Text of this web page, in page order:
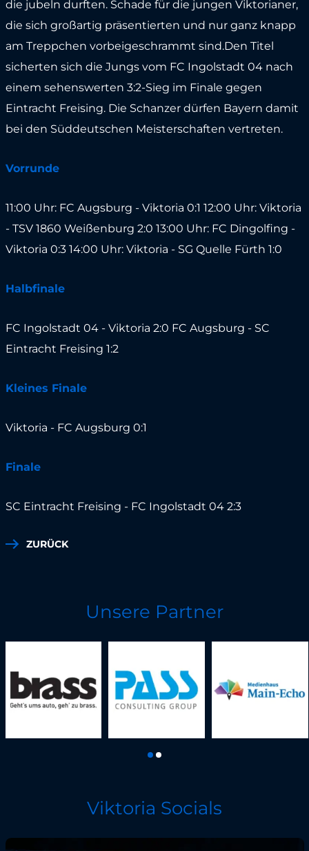
die jubeln durften. Schade für die jungen Viktorianer,
die sich großartig präsentierten und nur ganz knapp
am Treppchen vorbeigeschrammt sind.Den Titel
sicherten sich die Jungs vom FC Ingolstadt 04 nach
einem sehenswerten 3:2-Sieg im Finale gegen
Eintracht Freising. Die Schanzer dürfen Bayern damit
bei den Süddeutschen Meisterschaften vertreten.
Vorrunde
11:00 Uhr: FC Augsburg - Viktoria 0:1 12:00 Uhr: Viktoria
- TSV 1860 Weißenburg 2:0 13:00 Uhr: FC Dingolfing -
Viktoria 0:3 14:00 Uhr: Viktoria - SG Quelle Fürth 1:0
Halbfinale
FC Ingolstadt 04 - Viktoria 2:0 FC Augsburg - SC
Eintracht Freising 1:2
Kleines Finale
Viktoria - FC Augsburg 0:1
Finale
SC Eintracht Freising - FC Ingolstadt 04 2:3
ZURÜCK
Unsere Partner
Viktoria Socials